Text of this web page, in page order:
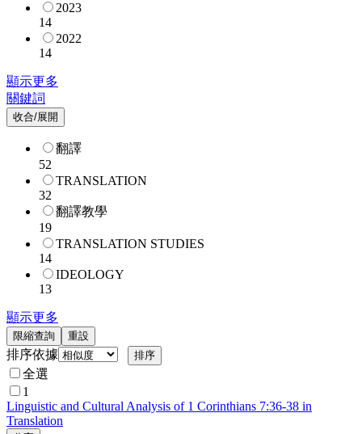
2023
14
2022
14
顯示更多
關鍵詞
收合/展開
翻譯
52
TRANSLATION
32
翻譯教學
19
TRANSLATION STUDIES
14
IDEOLOGY
13
顯示更多
限縮查詢 重設
排序依據
全選
1
Linguistic and Cultural Analysis of 1 Corinthians 7:36-38 in
Translation